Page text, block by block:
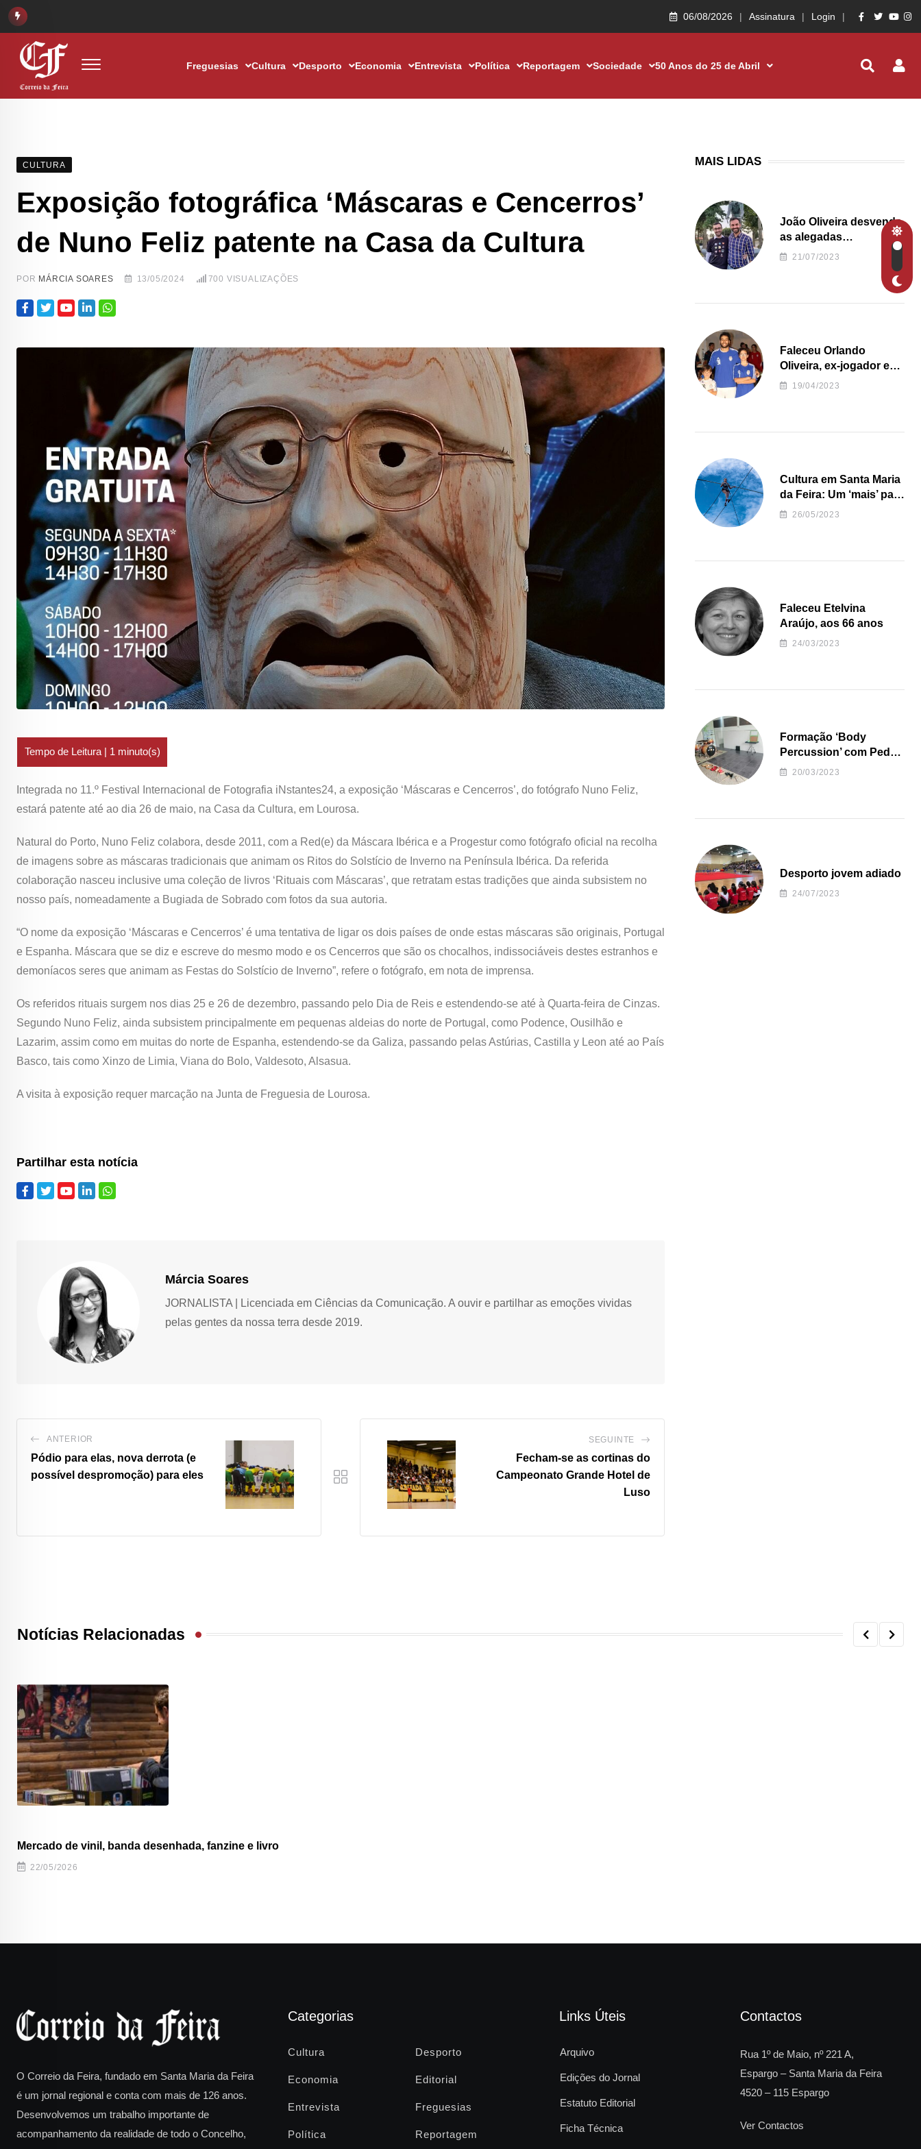
06/08/2026 Assinatura Login
Freguesias Cultura Desporto Economia Entrevista Política Reportagem Sociedade 50 Anos do 25 de Abril
CULTURA
Exposição fotográfica ‘Máscaras e Cencerros’
de Nuno Feliz patente na Casa da Cultura
POR MÁRCIA SOARES 13/05/2024 700 VISUALIZAÇÕES
Integrada no 11.º Festival Internacional de Fotografia iNstantes24, a exposição ‘Máscaras e Cencerros’, do fotógrafo Nuno Feliz,
estará patente até ao dia 26 de maio, na Casa da Cultura, em Lourosa.
Natural do Porto, Nuno Feliz colabora, desde 2011, com a Red(e) da Máscara Ibérica e a Progestur como fotógrafo oficial na recolha
de imagens sobre as máscaras tradicionais que animam os Ritos do Solstício de Inverno na Península Ibérica. Da referida
colaboração nasceu inclusive uma coleção de livros ‘Rituais com Máscaras’, que retratam estas tradições que ainda subsistem no
nosso país, nomeadamente a Bugiada de Sobrado com fotos da sua autoria.
“O nome da exposição ‘Máscaras e Cencerros’ é uma tentativa de ligar os dois países de onde estas máscaras são originais, Portugal
e Espanha. Máscara que se diz e escreve do mesmo modo e os Cencerros que são os chocalhos, indissociáveis destes estranhos e
demoníacos seres que animam as Festas do Solstício de Inverno”, refere o fotógrafo, em nota de imprensa.
Os referidos rituais surgem nos dias 25 e 26 de dezembro, passando pelo Dia de Reis e estendendo-se até à Quarta-feira de Cinzas.
Segundo Nuno Feliz, ainda subsistem principalmente em pequenas aldeias do norte de Portugal, como Podence, Ousilhão e
Lazarim, assim como em muitas do norte de Espanha, estendendo-se da Galiza, passando pelas Astúrias, Castilla y Leon até ao País
Basco, tais como Xinzo de Limia, Viana do Bolo, Valdesoto, Alsasua.
A visita à exposição requer marcação na Junta de Freguesia de Lourosa.
Partilhar esta notícia
Márcia Soares
JORNALISTA | Licenciada em Ciências da Comunicação. A ouvir e partilhar as emoções vividas
pelas gentes da nossa terra desde 2019.
ANTERIOR
Pódio para elas, nova derrota (e
possível despromoção) para eles
SEGUINTE
Fecham-se as cortinas do
Campeonato Grande Hotel de
Luso
MAIS LIDAS
João Oliveira desvenda
as alegadas
irregularidades da
Junta de Freguesia S.
21/07/2023
Faleceu Orlando
Oliveira, ex-jogador e
treinador da formação
19/04/2023
Cultura em Santa Maria
da Feira: Um ‘mais’ para
o Concelho
26/05/2023
Faleceu Etelvina
Araújo, aos 66 anos
24/03/2023
Formação ‘Body
Percussion’ com Pedro
Almeida
20/03/2023
Desporto jovem adiado
24/07/2023
Notícias Relacionadas
Mercado de vinil, banda desenhada, fanzine e livro
22/05/2026
O Correio da Feira, fundado em Santa Maria da Feira
é um jornal regional e conta com mais de 126 anos.
Desenvolvemos um trabalho importante de
acompanhamento da realidade de todo o Concelho,
Categorias
Cultura Desporto
Economia Editorial
Entrevista Freguesias
Política Reportagem
Links Úteis
Arquivo
Edições do Jornal
Estatuto Editorial
Ficha Técnica
Contactos
Rua 1º de Maio, nº 221 A,
Espargo – Santa Maria da Feira
4520 – 115 Espargo
Ver Contactos